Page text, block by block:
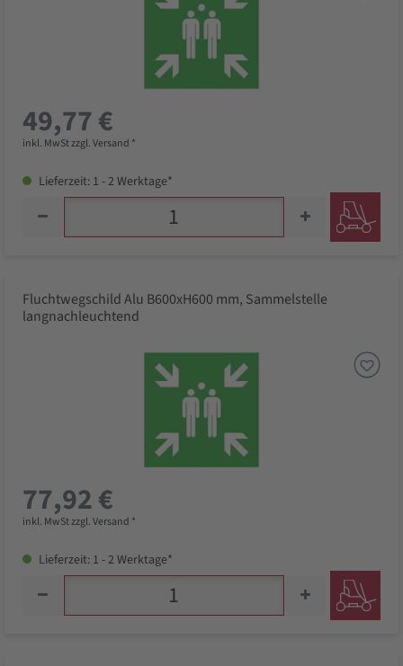
49,77 €
inkl. MwSt zzgl. Versand *
Lieferzeit: 1 - 2 Werktage*
Fluchtwegschild Alu B600xH600 mm, Sammelstelle
langnachleuchtend
77,92 €
inkl. MwSt zzgl. Versand *
Lieferzeit: 1 - 2 Werktage*